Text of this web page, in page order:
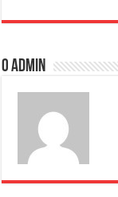
O admin